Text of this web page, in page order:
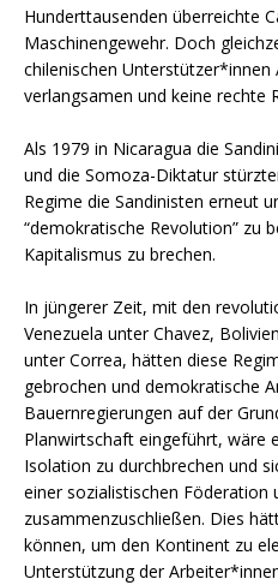
Hunderttausenden überreichte
Maschinengewehr. Doch
chilenischen Unterstützer*innen
verlangsamen und keine rechte
Als 1979 in Nicaragua die
und die Somoza-Diktatur
Regime die Sandinisten erneut
“demokratische Revolution” zu
Kapitalismus zu brechen.
In jüngerer Zeit, mit den
Venezuela unter Chavez,
unter Correa, hätten diese
gebrochen und demokratische
Bauernregierungen auf der
Planwirtschaft eingeführt, wäre
Isolation zu durchbrechen und
einer sozialistischen Föderation
zusammenzuschließen. Dies
können, um den Kontinent zu
Unterstützung der